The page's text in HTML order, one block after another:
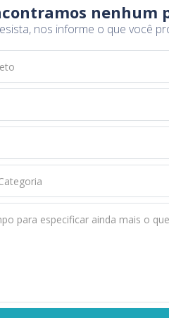
nenhum
nos informe o que você
para especificar ainda mais o